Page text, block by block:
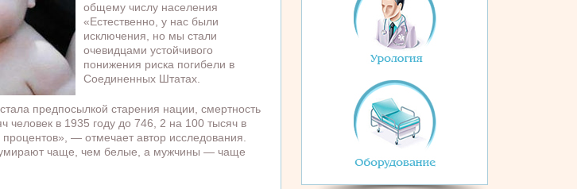
общему числу населения
«Естественно, у нас были
исключения, но мы стали
очевидцами устойчивого
понижения риска погибели в
Соединенных Штатах.
предпосылкой старения нации, смертность
человек в 1935 году до 746, 2 на 100 тысяч в
— отмечает автор исследования.
чаще, чем белые, а мужчины — чаще